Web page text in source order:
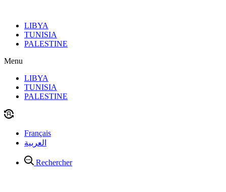
contenuLIBYA
TUNISIA
PALESTINE
Menu
LIBYA
TUNISIA
PALESTINE
Français
العربية
Rechercher